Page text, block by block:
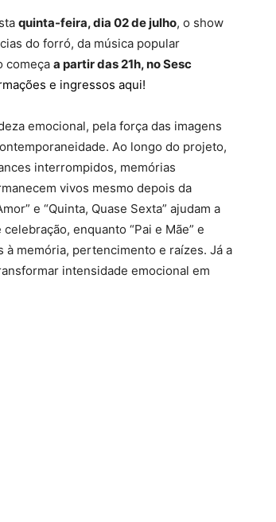
quinta-feira, dia 02 de julho, o show
do forró, da música popular
começa a partir das 21h, no Sesc
e ingressos aqui!
emocional, pela força das imagens
Ao longo do projeto,
interrompidos, memórias
vivos mesmo depois da
e “Quinta, Quase Sexta” ajudam a
enquanto “Pai e Mãe” e
à memória, pertencimento e raízes. Já a
intensidade emocional em